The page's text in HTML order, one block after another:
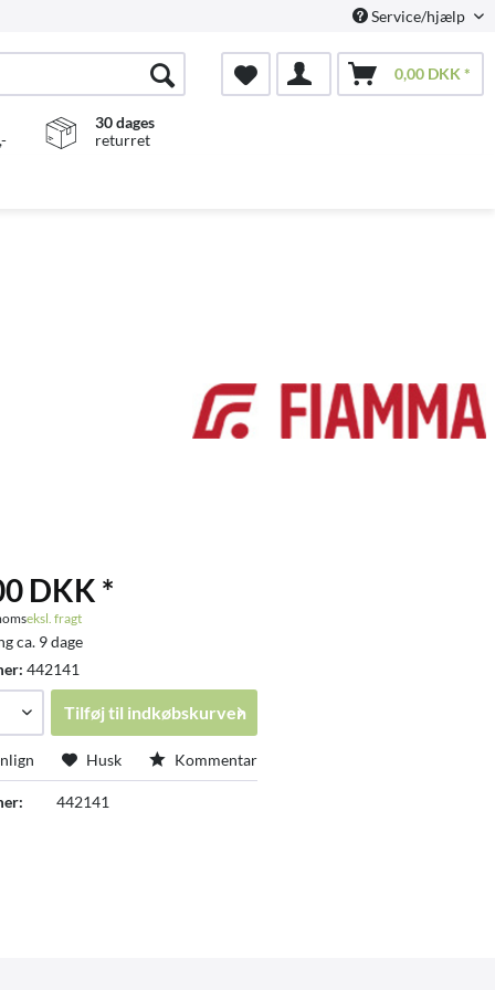
Service/hjælp
0,00 DKK *
30 dages
returret
DKK *
eksl. fragt
ca. 9 dage
442141
Tilføj til indkøbskurven
Husk Kommentar
442141